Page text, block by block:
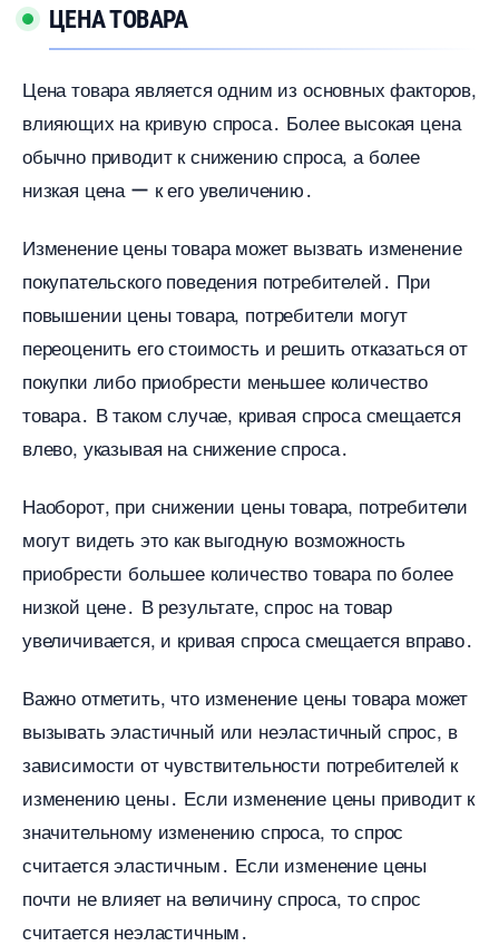
ЦЕНА ТОВАРА
Цена товара является одним из основных факторов,
лияющих на кривую спроса․ Более высокая цена
обычно приводит к снижению спроса, а более
низкая цена ー к его увеличению․
Изменение цены товара может вызвать изменение
покупательского поведения потребителей․ При
повышении цены товара, потребители могут
переоценить его стоимость и решить отказаться от
покупки либо приобрести меньшее количество
товара․ В таком случае, кривая спроса смещается
лево, указывая на снижение спроса․
Наоборот, при снижении цены товара, потребители
могут видеть это как выгодную возможность
приобрести большее количество товара по более
низкой цене․ В результате, спрос на товар
увеличивается, и кривая спроса смещается вправо․
ажно отметить, что изменение цены товара может
ызывать эластичный или неэластичный спрос,
зависимости от чувствительности потребителей к
изменению цены․ Если изменение цены приводит к
значительному изменению спроса, то спрос
считается эластичным․ Если изменение цены
почти не влияет на величину спроса, то спрос
считается неэластичным․